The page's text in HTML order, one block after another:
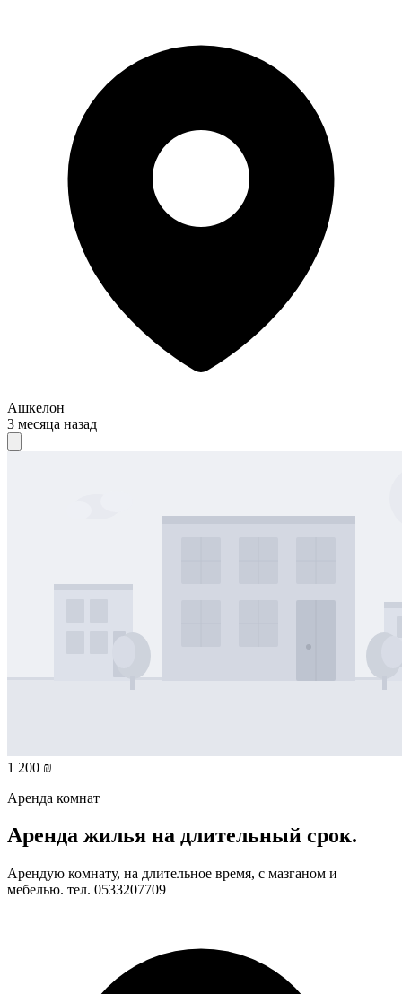
Ашкелон
3 месяца назад
1 200 ₪
Аренда комнат
Аренда жилья на длительный срок.
Арендую комнату, на длительное время, с мазганом и
мебелью. тел. 0533207709